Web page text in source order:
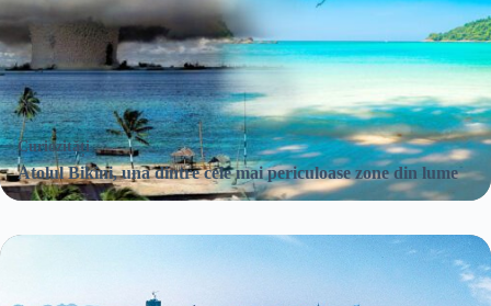
Curiozități
Atolul Bikini, una dintre cele mai periculoase zone din lume